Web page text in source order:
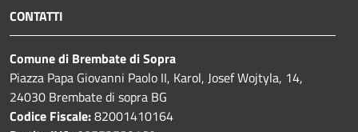
CONTATTI
Comune di Brembate di Sopra
Piazza Papa Giovanni Paolo II, Karol, Josef Wojtyla, 14,
24030 Brembate di sopra BG
Codice Fiscale:82001410164